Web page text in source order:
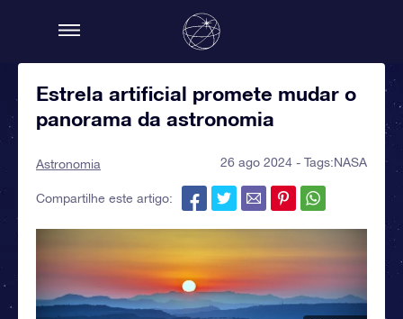
Estrela artificial promete mudar o
panorama da astronomia
Astronomia 26 ago 2024 - Tags:NASA
Compartilhe este artigo: